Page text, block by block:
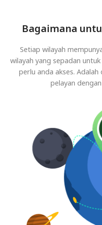
Bagaimana
Setiap wilayah
wilayah yang sepadan
perlu anda akses.
pelayan